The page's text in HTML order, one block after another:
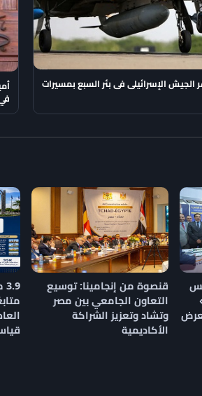
الجيش الإسرائيلى فى بئر السبع بمسيرات
قنصوة من إنجامينا: توسيع
التعاون الجامعي بين مصر
وتشاد وتعزيز الشراكة
الأكاديمية